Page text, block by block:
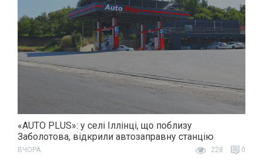
«AUTO PLUS»: у селі Іллінці, що поблизу
Заболотова, відкрили автозаправну станцію
ВЧОРА 228 0